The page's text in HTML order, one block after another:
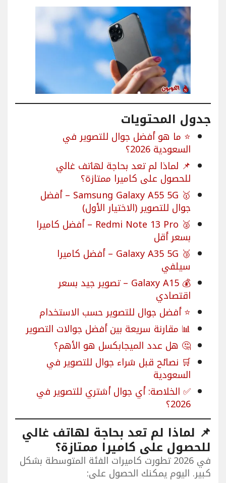
جدول المحتويات
⭐ ما هو أفضل جوال للتصوير في
السعودية 2026؟
📌 لماذا لم تعد بحاجة لهاتف غالي
للحصول على كاميرا ممتازة؟
🥇 Samsung Galaxy A55 5G – أفضل
جوال للتصوير (الاختيار الأول)
🥈 Redmi Note 13 Pro – أفضل كاميرا
بسعر أقل
🥉 Galaxy A35 5G – أفضل كاميرا
سيلفي
💰 Galaxy A15 – تصوير جيد بسعر
اقتصادي
⭐ أفضل جوال للتصوير حسب الاستخدام
📊 مقارنة سريعة بين أفضل جوالات التصوير
🤔 هل عدد الميجابكسل هو الأهم؟
🛒 نصائح قبل شراء جوال للتصوير في
السعودية
✅ الخلاصة: أي جوال أشتري للتصوير في
2026؟
📌 لماذا لم تعد بحاجة لهاتف غالي
للحصول على كاميرا ممتازة؟
في 2026 تطورت كاميرات الفئة المتوسطة بشكل
كبير. اليوم يمكنك الحصول على: